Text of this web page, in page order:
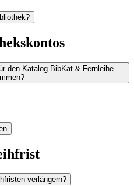
den Katalog BibKat & Fernleihe
verlängern?